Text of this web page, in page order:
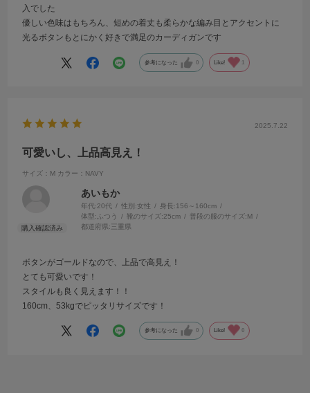
入でした
優しい色味はもちろん、短めの着丈も柔らかな編み目とアクセントに
光るボタンもとにかく好きで満足のカーディガンです
参考になった 0 Like!
2025.7.22
可愛いし、上品高見え！
サイズ：M カラー：NAVY
あいもか
年代:20代 性別:女性 身長:156～160cm
体型: ふつう 靴のサイズ:25cm 普段の服のサイズ:M
都道府県:三重県
ボタンがゴールドなので、上品で高見え！
とても可愛いです！
スタイルも良く見えます！！
160cm、53kgでピッタリサイズです！
参考になった 0 Like! 0